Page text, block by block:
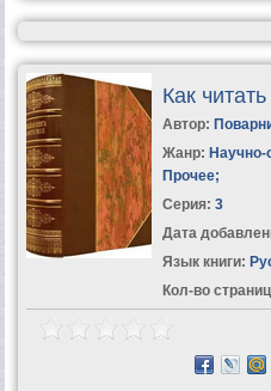
Как читать
Автор:
Жанр: Научно-
Прочее;
Серия: 3
Дата
Язык книги:
Кол-во